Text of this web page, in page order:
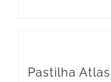
Pastilha